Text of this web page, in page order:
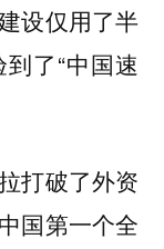
设仅用了半
了“中国速
打破了外资
国第一个全